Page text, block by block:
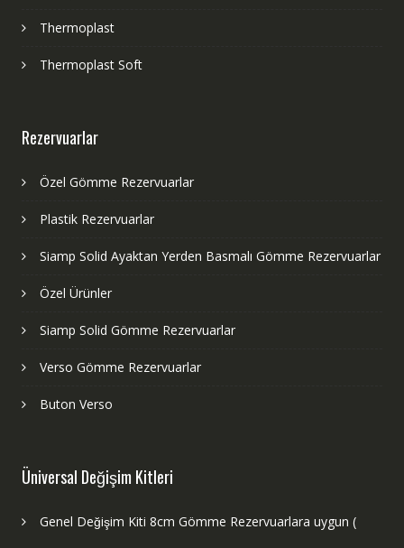
Thermoplast
Thermoplast Soft
Rezervuarlar
Özel Gömme Rezervuarlar
Plastik Rezervuarlar
Siamp Solid Ayaktan Yerden Basmalı Gömme Rezervuarlar
Özel Ürünler
Siamp Solid Gömme Rezervuarlar
Verso Gömme Rezervuarlar
Buton Verso
Üniversal Değişim Kitleri
Genel Değişim Kiti 8cm Gömme Rezervuarlara uygun (